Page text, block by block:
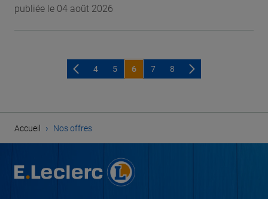
publiée le 04 août 2026
4 5 6 7 8
Accueil › Nos offres